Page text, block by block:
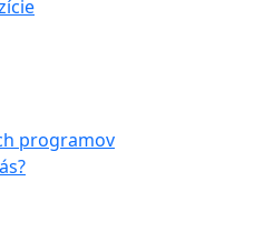
programov